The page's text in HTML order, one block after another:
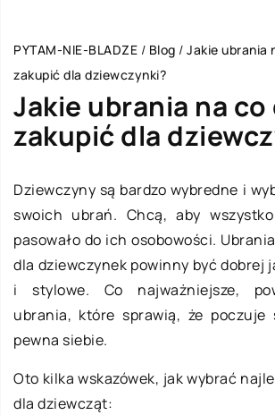
PYTAM-NIE-BLADZE / Blog / Jakie ubrania
zakupić dla dziewczynki?
Jakie ubrania na co
zakupić dla
Dziewczyny są bardzo wybredne i
swoich ubrań. Chcą, aby
pasowało do ich osobowości.
dla dziewczynek powinny być dobrej
i stylowe. Co najważniejsze,
ubrania, które sprawią, że poczuje
pewna siebie.
Oto kilka wskazówek, jak wybrać
dla dziewcząt: